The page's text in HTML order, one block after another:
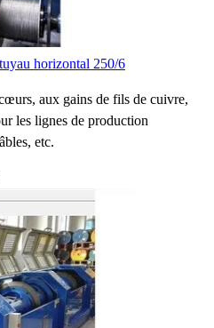
horizontal 250/6
aux gains de fils de cuivre,
les lignes de production
etc.